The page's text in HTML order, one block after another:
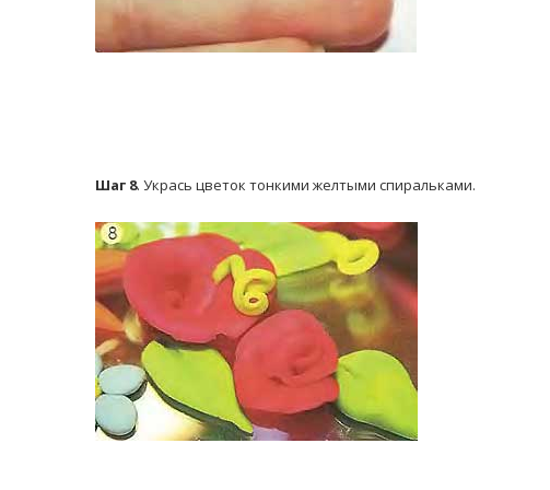
Шаг 8. Укрась цветок тонкими желтыми спиральками.